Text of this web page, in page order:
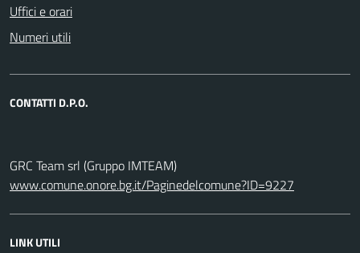
Uffici e orari
Numeri utili
CONTATTI D.P.O.
GRC Team srl (Gruppo IMTEAM)
www.comune.onore.bg.it/Paginedelcomune?ID=9227
LINK UTILI